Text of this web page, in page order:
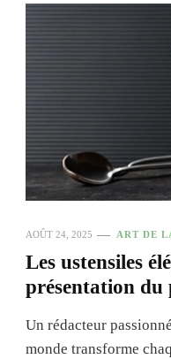
AOÛT 24, 2025 ART DE
Les ustensiles
présentation du
Un rédacteur
monde transforme